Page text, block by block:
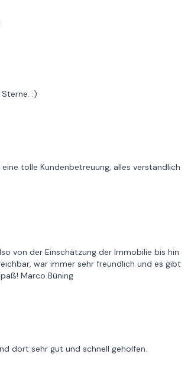
:)
tolle Kundenbetreuung, alles verständlich
von der Einschätzung der Immobilie bis hin
war immer sehr freundlich und es gibt
Marco Büning
dort sehr gut und schnell geholfen.